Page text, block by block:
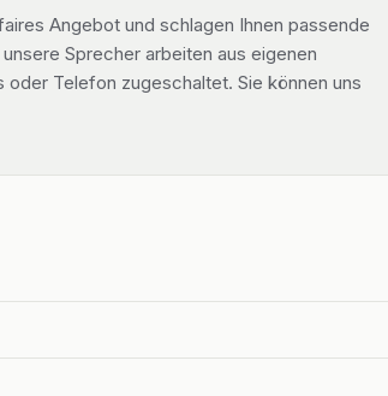
Angebot und schlagen Ihnen passende
Sprecher arbeiten aus eigenen
Telefon zugeschaltet. Sie können uns